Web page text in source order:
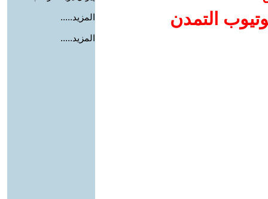
التمدن
المزيد.....
المزيد.....